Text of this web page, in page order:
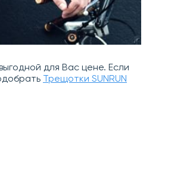
для Вас цене. Если
Трещотки SUNRUN